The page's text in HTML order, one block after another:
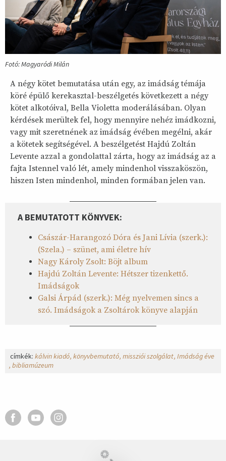
Fotó: Magyaródi Milán
A négy kötet bemutatása után egy, az imádság témája
köré épülő kerekasztal-beszélgetés következett a négy
kötet alkotóival, Bella Violetta moderálásában. Olyan
kérdések merültek fel, hogy mennyire nehéz imádkozni,
vagy mit szeretnének az imádság évében megélni, akár
a kötetek segítségével. A beszélgetést Hajdú Zoltán
Levente azzal a gondolattal zárta, hogy az imádság az a
fajta Istennel való lét, amely mindenhol visszaköszön,
hiszen Isten mindenhol, minden formában jelen van.
A BEMUTATOTT KÖNYVEK:
Császár-Harangozó Dóra és Jani Lívia (szerk.):
(Szela.) – szünet, ami életre hív
Nagy Károly Zsolt: Böjt album
Hajdú Zoltán Levente: Hétszer tizenkettő.
Imádságok
Galsi Árpád (szerk.): Még nyelvemen sincs a
szó. Imádságok a Zsoltárok könyve alapján
címkék: kálvin kiadó könyvbemutató missziói szolgálat Imádság éve
bibliamúzeum